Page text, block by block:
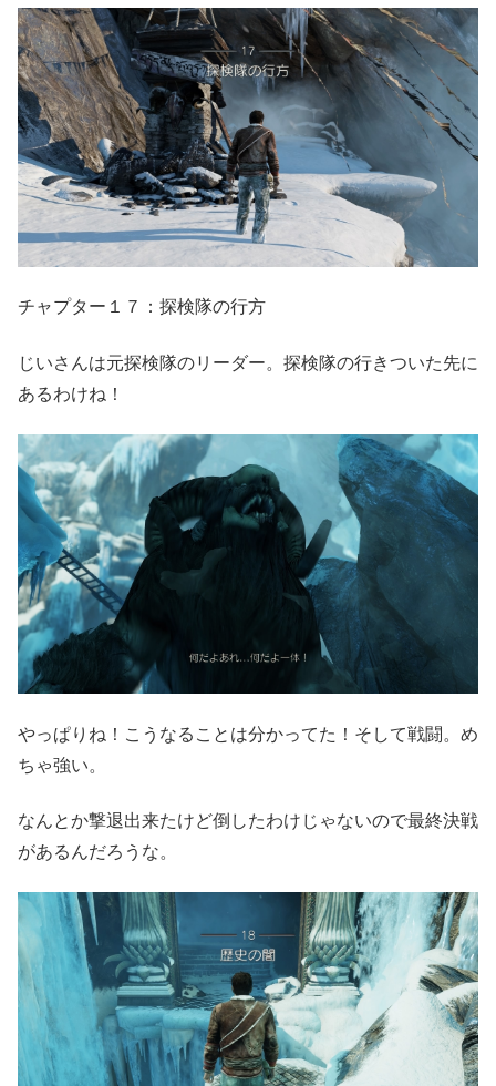
チャプター１７：探検隊の行方
じいさんは元探検隊のリーダー。探検隊の行きついた先に
あるわけね！
やっぱりね！こうなることは分かってた！そして戦闘。め
ちゃ強い。
なんとか撃退出来たけど倒したわけじゃないので最終決戦
があるんだろうな。